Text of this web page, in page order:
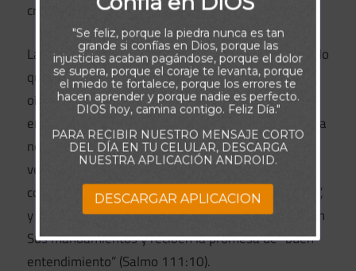
creyentes, también luchamos para entender?
La clave es la obediencia. Cuando actuamos según lo
que leemos, la Biblia “cobra vida”, y comenzamos a
oír y entender lo que Dios nos comunica. Sin
embargo, si no hemos obedecido las cosas que Él ya
nos ha revelado, ¿por qué habría de confiarnos
verdades más profundas? El Salmo 25:14 dice: “La
comunión íntima del Señor es con los que le temen”,
y aquellos que lo reverencian son quienes obedecen
Sus mandamientos y reciben la promesa de “buen
entendimiento” (Salmo 111:10).
"Se feliz, porque la piedra nunca es tan
grande si confías en Dios, porque las
injusticias acaban pagándose, porque el dolor
se supera, porque el coraje te levanta, porque
el miedo te fortalece, porque los errores te
hacen aprender y porque nadie es perfecto.
DIOS hoy, camina contigo. Feliz Día."
PARA RECIBIR NUESTRO MENSAJE CORTO
DEL DÍA EN TU CELULAR, DESCARGA
NUESTRA APLICACIÓN ANDROID.
DESCARGAR APLICACION